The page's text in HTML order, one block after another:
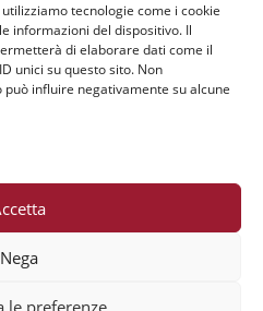
tecnologie come i cookie
informazioni del dispositivo. Il
di elaborare dati come il
unici su questo sito. Non
influire negativamente su alcune
Nega
le preferenze